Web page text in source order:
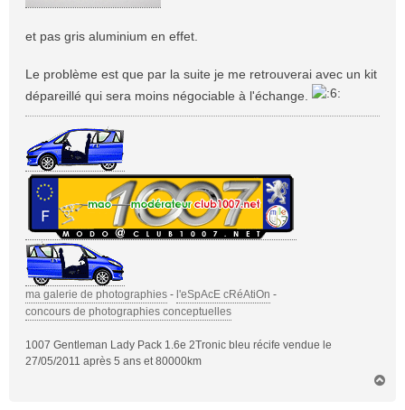
et pas gris aluminium en effet.
Le problème est que par la suite je me retrouverai avec un kit
dépareillé qui sera moins négociable à l'échange.
ma galerie de photographies - l'eSpAcE cRéAtiOn -
concours de photographies conceptuelles
1007 Gentleman Lady Pack 1.6e 2Tronic bleu récife vendue le
27/05/2011 après 5 ans et 80000km